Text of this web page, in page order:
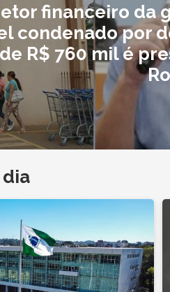
financeiro da
condenado por
R$ 760 mil é